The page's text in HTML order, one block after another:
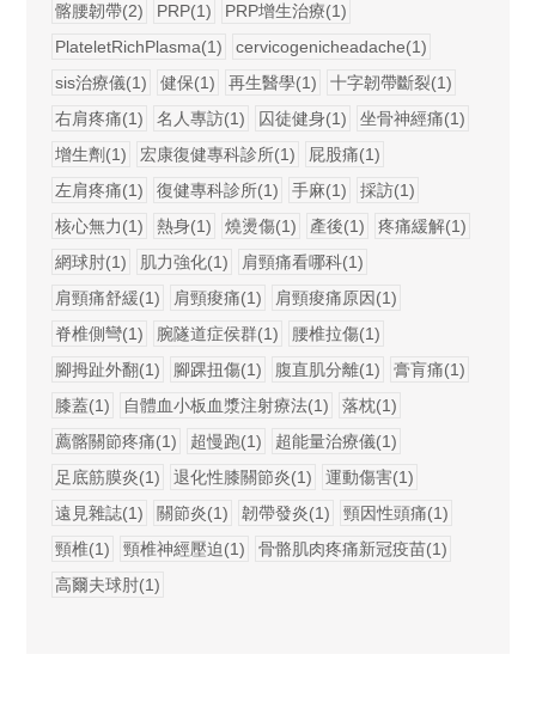
髂腰韌帶(2)
PRP(1)
PRP增生治療(1)
PlateletRichPlasma(1)
cervicogenicheadache(1)
sis治療儀(1)
健保(1) 再生醫學(1)
十字韌帶斷裂(1)
右肩疼痛(1)
名人專訪(1) 囚徒健身(1)
坐骨神經痛(1)
增生劑(1)
宏康復健專科診所(1)
屁股痛(1)
左肩疼痛(1)
復健專科診所(1) 手麻(1)
採訪(1)
核心無力(1)
熱身(1) 燒燙傷(1) 產後(1)
疼痛緩解(1)
網球肘(1)
肌力強化(1)
肩頸痛看哪科(1)
肩頸痛舒緩(1)
肩頸痠痛(1)
肩頸痠痛原因(1)
脊椎側彎(1)
腕隧道症侯群(1)
腰椎拉傷(1)
腳拇趾外翻(1)
腳踝扭傷(1) 腹直肌分離(1)
膏肓痛(1)
膝蓋(1)
自體血小板血漿注射療法(1)
落枕(1)
薦髂關節疼痛(1)
超慢跑(1)
超能量治療儀(1)
足底筋膜炎(1)
退化性膝關節炎(1)
運動傷害(1)
遠見雜誌(1)
關節炎(1) 韌帶發炎(1)
頸因性頭痛(1)
頸椎(1)
頸椎神經壓迫(1)
骨骼肌肉疼痛新冠疫苗(1)
高爾夫球肘(1)